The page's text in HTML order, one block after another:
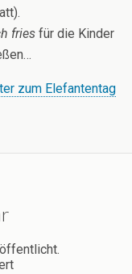
fries für die Kinder
zum Elefantentag